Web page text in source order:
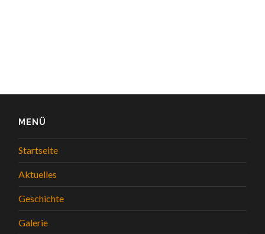
MENÜ
Startseite
Aktuelles
Geschichte
Galerie